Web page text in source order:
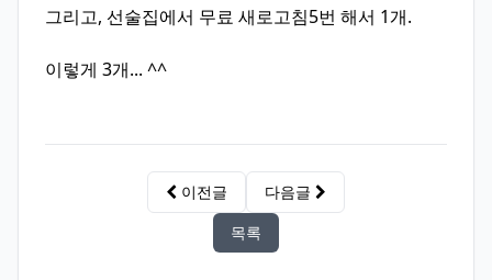
그리고, 선술집에서 무료 새로고침5번 해서 1개.
이렇게 3개... ^^
이전글
다음글
목록